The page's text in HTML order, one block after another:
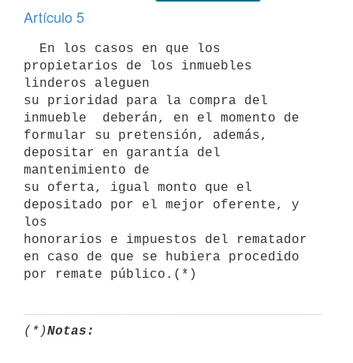
Artículo 5
propietarios de los inmuebles
linderos aleguen
su prioridad para la compra del
inmueble  deberán, en el momento de
formular su pretensión, además,
depositar en garantía del
mantenimiento de
su oferta, igual monto que el
depositado por el mejor oferente, y
los
honorarios e impuestos del rematador
en caso de que se hubiera procedido
(*)Notas: